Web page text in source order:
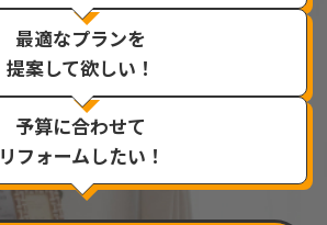
最適なプランを
提案して欲しい！
予算に合わせて
リフォームしたい！